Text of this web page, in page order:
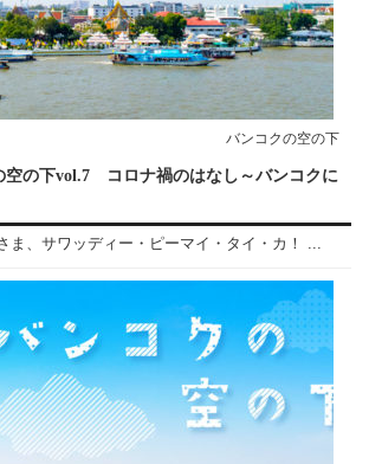
バンコクの空の下
空の下vol.7 コロナ禍のはなし～バンコクに
ま、サワッディー・ピーマイ・タイ・カ！ ...